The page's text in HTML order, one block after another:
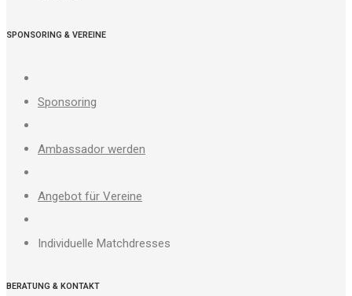
SPONSORING & VEREINE
Sponsoring
Ambassador werden
Angebot für Vereine
Individuelle Matchdresses
BERATUNG & KONTAKT